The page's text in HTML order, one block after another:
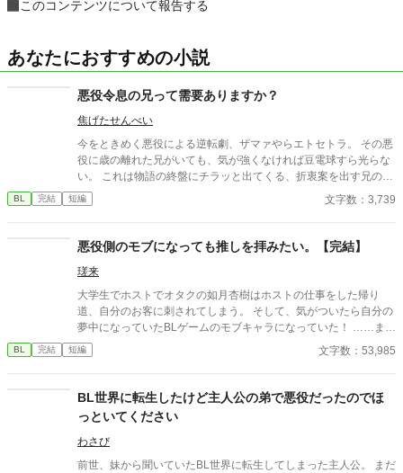
このコンテンツについて報告する
あなたにおすすめの小説
悪役令息の兄って需要ありますか？
焦げたせんべい
今をときめく悪役による逆転劇、ザマァやらエトセトラ。 その悪
役に歳の離れた兄がいても、気が強くなければ豆電球すら光らな
い。 これは物語の終盤にチラッと出てくる、折衷案を出す兄の話
である。
BL 完結 短編 文字数：3,739
悪役側のモブになっても推しを拝みたい。【完結】
瑳来
大学生でホストでオタクの如月杏樹はホストの仕事をした帰り
道、自分のお客に刺されてしまう。 そして、気がついたら自分の
夢中になっていたBLゲームのモブキャラになっていた！ ……ま、
推しを拝めるからいっか！ てな感じで、ほのぼのと生きていこう
と心に決めたのであった。 ウィル様のおまけにて完結致しまし
BL 完結 短編 文字数：53,985
BL世界に転生したけど主人公の弟で悪役だったのでほ
っといてください
わさび
前世、妹から聞いていたBL世界に転生してしまった主人公。 まだ